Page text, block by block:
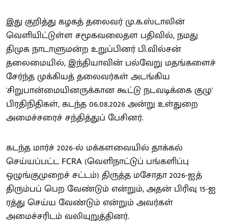
இது குறித்து கழகத் தலைவர் மு.க.ஸ்டாலின்
வெளியிட்டுள்ள சமூகவலைதள பதிவில், நமது
திமுக நாடாளுமன்ற உறுப்பினர் பி.வில்சன்
தலைமையில், இந்தியாவின் பல்வேறு மதங்களைச்
சேர்ந்த முக்கியத் தலைவர்கள் அடங்கிய
'சிறுபான்மையினருக்கான கூட்டு நடவடிக்கை குழு'
பிரதிநிதிகள், கடந்த 06.08.2026 அன்று உள்துறை
அமைச்சரைச் சந்தித்துப் பேசினர்.
கடந்த மார்ச் 2026-ல் மக்களவையில் தாக்கல்
செய்யப்பட்ட FCRA (வெளிநாட்டுப் பங்களிப்பு
ஒழுங்குமுறைச் சட்டம்) திருத்த மசோதா 2026-ஐத்
திரும்பப் பெற வேண்டும் என்றும், அதன் பிரிவு 15-ஐ
ரத்து செய்ய வேண்டும் என்றும் அவர்கள்
அமைச்சரிடம் வலியுறுத்தினர்.